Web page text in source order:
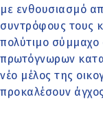
με ενθουσιασμό
συντρόφους τους
πολύτιμο σύμμαχο
πρωτόγνωρων
νέο μέλος της
προκαλέσουν